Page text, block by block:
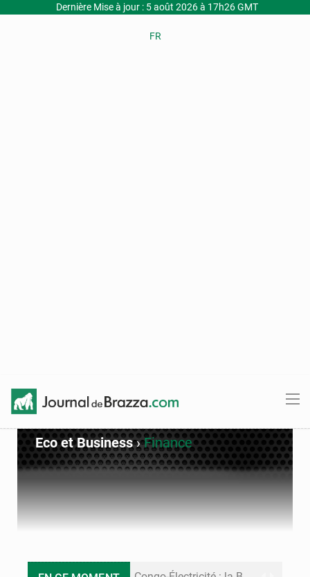
Dernière Mise à jour : 5 août 2026 à 17h26 GMT
FR
Eco et Business›Finance